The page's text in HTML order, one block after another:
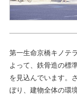
第一生命京橋キノテ
よって、鉄骨造の標
を見込んでいます。
ぼり、建物全体の環